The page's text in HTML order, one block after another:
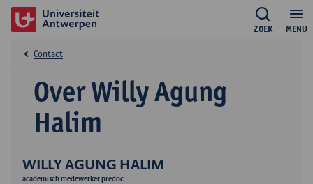
MENU
ZOEK
WILLY AGUNG HALIM
academisch medewerker predoc
Over Willy Agung
Halim
Contact